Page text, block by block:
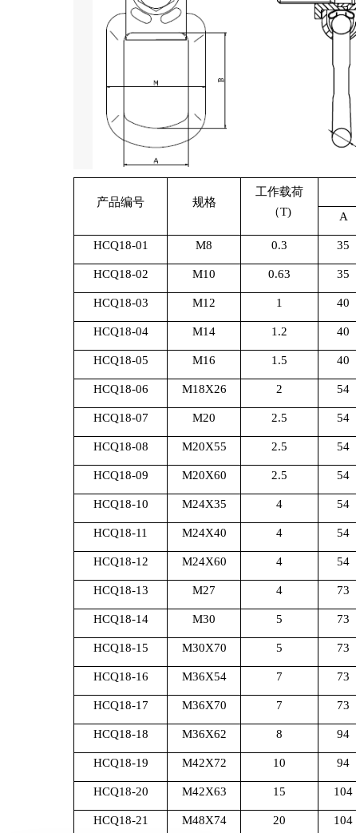
产品编号 规格
工作载荷
（T)
A
HCQ18-01 M8 0.3 35
HCQ18-02 M10 0.63 35
HCQ18-03 M12 1 40
HCQ18-04 M14 1.2 40
HCQ18-05 M16 1.5 40
HCQ18-06 M18X26 2 54
HCQ18-07 M20 2.5 54
HCQ18-08 M20X55 2.5 54
HCQ18-09 M20X60 2.5 54
HCQ18-10 M24X35 4 54
HCQ18-11 M24X40 4 54
HCQ18-12 M24X60 4 54
HCQ18-13 M27 4 73
HCQ18-14 M30 5 73
HCQ18-15 M30X70 5 73
HCQ18-16 M36X54 7 73
HCQ18-17 M36X70 7 73
HCQ18-18 M36X62 8 94
HCQ18-19 M42X72 10 94
HCQ18-20 M42X63 15 104
HCQ18-21 M48X74 20 104